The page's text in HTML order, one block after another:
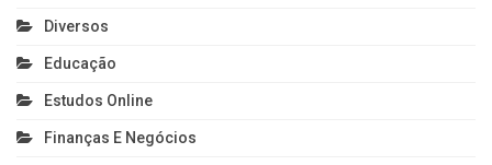
Diversos
Educação
Estudos Online
Finanças E Negócios